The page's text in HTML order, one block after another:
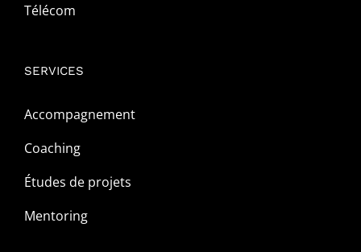
Télécom
SERVICES
Accompagnement
Coaching
Études de projets
Mentoring